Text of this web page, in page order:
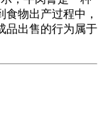
物出产过程中，
品出售的行为属于